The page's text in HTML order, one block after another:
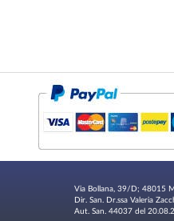
Via Bollana, 39/D; 48015
Dir. San. Dr.ssa Valeria
Aut. San. 44037 del